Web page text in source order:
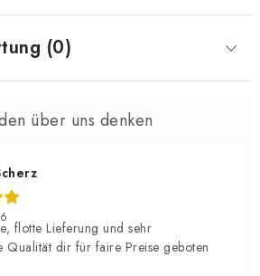
(0)
flotte Lieferung und sehr
Qualität dir für faire Preise geboten